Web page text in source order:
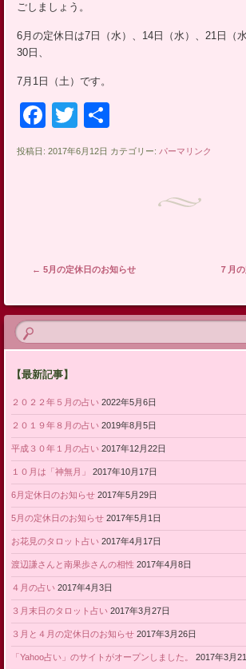
ッ
ごしましょう。
6月の定休日は7日（水）、14日（水）、21日（
30日、
7月1日（土）です。
Facebook
Twitter
有
投稿日: 2017年6月12日 カテゴリー: パーマリンク
投稿ナビゲーション
← 5月の定休日のお知らせ ７月
【最新記事】
２０２２年５月の占い 2022年5月6日
２０１９年８月の占い 2019年8月5日
平成３０年１月の占い 2017年12月22日
１０月は「神無月」 2017年10月17日
6月定休日のお知らせ 2017年5月29日
5月の定休日のお知らせ 2017年5月1日
お花見のタロット占い 2017年4月17日
渡辺謙さんと南果歩さんの相性 2017年4月8日
４月の占い 2017年4月3日
３月末日のタロット占い 2017年3月27日
３月と４月の定休日のお知らせ 2017年3月26日
「Yahoo占い」のサイトがオープンしました。 2017年3月